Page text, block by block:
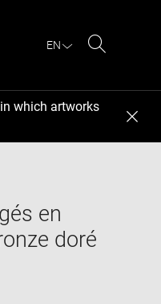
EN
which artworks
en
doré